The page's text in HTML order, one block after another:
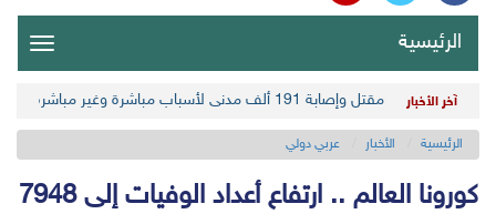
الرئيسية
آخر الأخبار مقتل وإصابة 191 ألف مدني لأسباب مباشرة وغير مباشرة في أحدث حصيلة حوثية
الرئيسية الأخبار عربي دولي
كورونا العالم .. ارتفاع أعداد الوفيات إلى 7948